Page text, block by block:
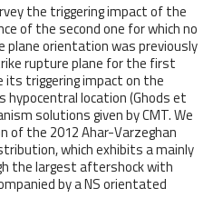
the triggering impact of the
of the second one for which no
plane orientation was previously
rupture plane for the first
its triggering impact on the
hypocentral location (Ghods et
solutions given by CMT. We
of the 2012 Ahar-Varzeghan
which exhibits a mainly
the largest aftershock with
by a NS orientated